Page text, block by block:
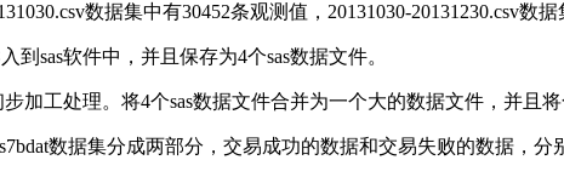
数据集中有30452条观测值 ，20131030-20131230.csv数据
到 sas软件中，并且保存为4个sas数据文件。
加工处理。将4个sas数据文件合并为一个大的数据文件，并且
数据集分成两部分，交易成功的数据和交易失败的数据，分